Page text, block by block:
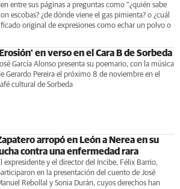
entre sus páginas a preguntas como "¿quién sabe
escobas? ¿de dónde viene el gas pimienta? o ¿cuál
original de expresiones como echar un polvo o
en verso en el Cara B de Sorbeda
García Alonso presenta su poemario, con la música
Gerardo Pereira el próximo 8 de noviembre en el
cultural de Sorbeda
arropó en León a Nerea en su
contra una enfermedad rara
expresidente y el director del Incibe, Félix Barrio,
en la presentación del cuento de José
Rebollal y Sonia Durán, cuyos derechos han